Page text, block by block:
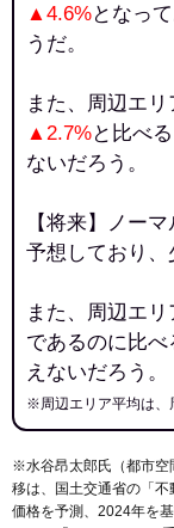
▲4.6%となっ
うだ。
また、周辺エ
▲2.7%と比べ
ないだろう。
【将来】ノー
予想しており、
また、周辺エ
であるのに比
えないだろう。
※周辺エリア平均は、
※水谷昂太郎氏（都市空
移は、国土交通省の「 不
価格を予測、2024年を